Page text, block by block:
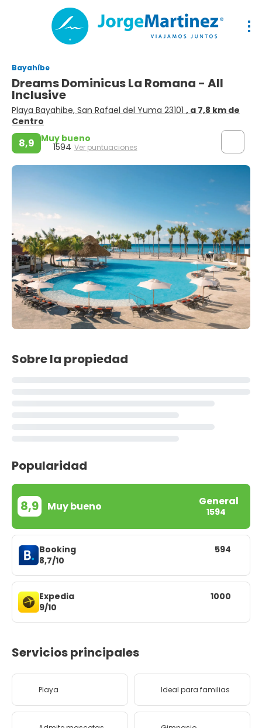
Bayahíbe
Dreams Dominicus La Romana - All
Inclusive
Playa Bayahibe, San Rafael del Yuma 23101 , a 7,8 km de
Centro
8,9 Muy bueno
1594 Ver puntuaciones
Sobre la propiedad
Popularidad
8,9 Muy bueno General
1594
Booking
8,7/10
594
Expedia
9/10
1000
Servicios principales
Playa Ideal para familias